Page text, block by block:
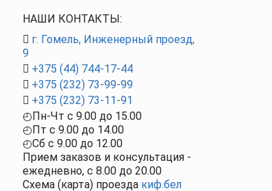
НАШИ КОНТАКТЫ:
г. Гомель, Инженерный проезд,
9
+375 (44) 744-17-44
+375 (232) 73-99-99
+375 (232) 73-11-91
◴Пн-Чт c 9.00до 15.00
◴Пт c 9.00до 14.00
◴Сб с 9.00 до 12.00
Прием заказов и консультация -
ежедневно, с 8.00до 20.00
Схема (карта) проезда киф.бел